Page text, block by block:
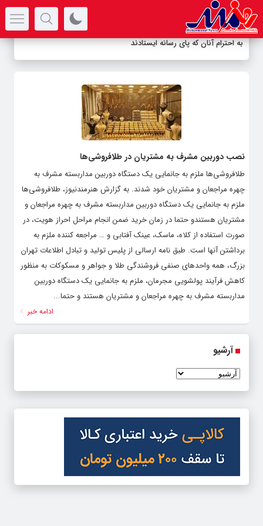
به احترام آنان که پای رسانه ایستادند
نصب دوربین مشرف به مشتریان در طلافروشی‌ها
طلافروشی‌ها ملزم به جانمایی یک دستگاه دوربین مداربسته مشرف به
چهره مراجعان و مشتریان خود شدند. به گزارش هنرمندنیوز، طلافروشی‌ها
ملزم به جانمایی یک دستگاه دوربین مداربسته مشرف به چهره مراجعان و
مشتریان هستندو حتما در زمان خرید ضمن انجام مراحل احراز هویت، در
صورت استفاده از کلاه، ماسک، عینک آفتابی و … مراجعه کننده ملزم به
برداشتن آنها است. طبق نامه ارسالی از پلیس تولید و تبادل اطلاعات تهران
بزرگ، همه واحدهای صنفی فروشندگی طلا و جواهر و مسکوکات به منظور
کاهش فرآیند پولشویی مجرمان، ملزم به جانمایی یک دستگاه دوربین
مداربسته مشرف به چهره مراجعان و مشتریان هستند و حتما...
ادامه خبر
آرشیو